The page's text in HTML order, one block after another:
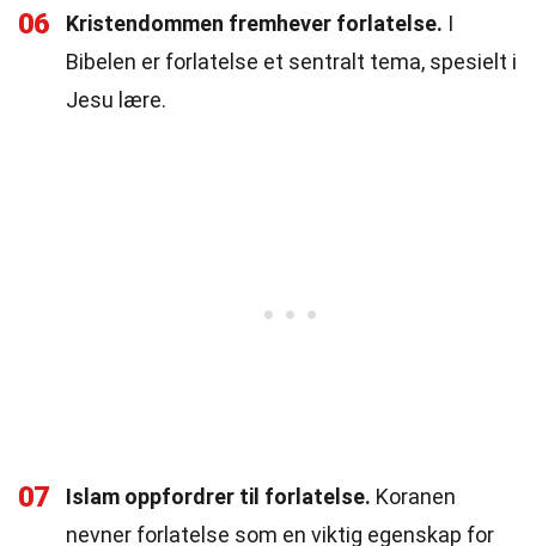
06 Kristendommen fremhever forlatelse. I
Bibelen er forlatelse et sentralt tema, spesielt i
Jesu lære.
07 Islam oppfordrer til forlatelse. Koranen
nevner forlatelse som en viktig egenskap for